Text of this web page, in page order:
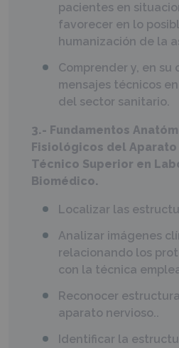
pacientes en
favorecer en lo
humanización de la
Comprender y, en su
mensajes técnicos
del sector sanitario.
3.- Fundamentos
Fisiológicos del
Técnico Superior en
Biomédico.
Localizar las
Analizar imágenes
relacionando los
con la técnica
Reconocer
aparato nervioso..
Identificar la